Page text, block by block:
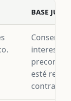
BASE
esté